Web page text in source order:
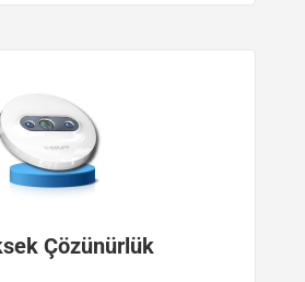
Çözünürlük